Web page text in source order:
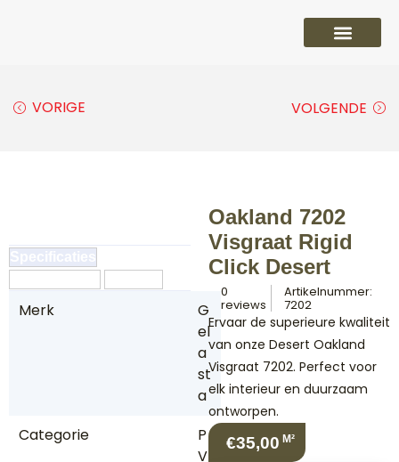
VORIGE VOLGENDE
Merk
G
el
a
st
a
Categorie
P
V
Oakland 7202
Visgraat Rigid
Click Desert
0
reviews
Artikelnummer:
7202
Ervaar de superieure kwaliteit
van onze Desert Oakland
Visgraat 7202. Perfect voor
elk interieur en duurzaam
ontworpen.
€35,00 M²